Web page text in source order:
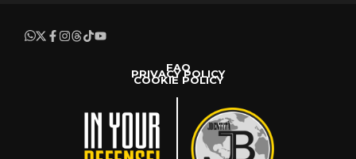
FAQ
PRIVACY POLICY
COOKIE POLICY